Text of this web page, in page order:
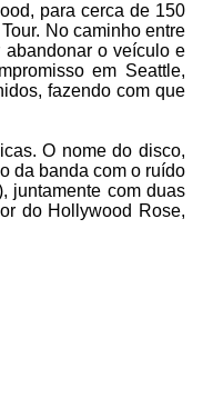
para cerca de 150
No caminho entre
abandonar o veículo e
em Seattle,
fazendo com que
O nome do disco,
da banda com o ruído
juntamente com duas
do Hollywood Rose,